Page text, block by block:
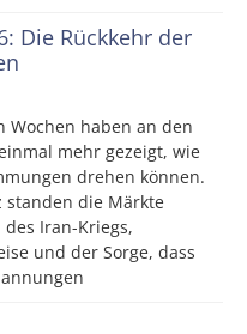
Die Rückkehr der
Wochen haben an den
mehr gezeigt, wie
drehen können.
standen die Märkte
Iran-Kriegs,
und der Sorge, dass